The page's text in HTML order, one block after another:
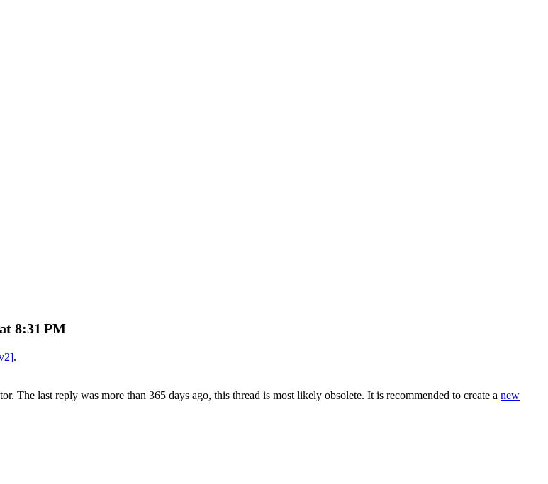
8:31 PM
.
The last reply was more than 365 days ago, this thread is most likely obsolete. It is recommended to create a new